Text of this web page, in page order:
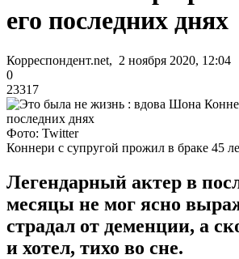
его последних днях
Корреспондент.net, 2 ноября 2020, 12:04
0
23317
Фото: Twitter
Коннери с супругой прожил в браке 45
Легендарный актер в
месяцы не мог ясно
страдал от деменции, а
и хотел, тихо во сне.